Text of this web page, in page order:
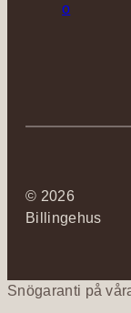
© 2026
Billingehus
Snögaranti på